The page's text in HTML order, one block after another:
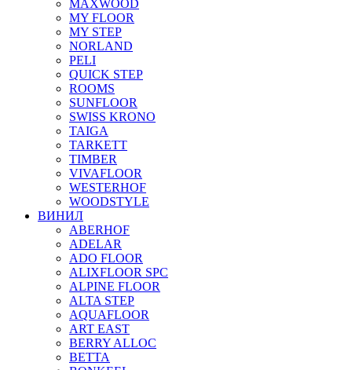
MAXWOOD
MY FLOOR
MY STEP
NORLAND
PELI
QUICK STEP
ROOMS
SUNFLOOR
SWISS KRONO
TAIGA
TARKETT
TIMBER
VIVAFLOOR
WESTERHOF
WOODSTYLE
ВИНИЛ
ABERHOF
ADELAR
ADO FLOOR
ALIXFLOOR SPC
ALPINE FLOOR
ALTA STEP
AQUAFLOOR
ART EAST
BERRY ALLOC
BETTA